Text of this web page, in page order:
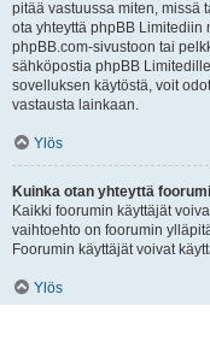
pitää vastuussa miten, missä
ota yhteyttä phpBB Limitediin
phpBB.com-sivustoon tai
sähköpostia phpBB Limitedille
sovelluksen käytöstä, voit
vastausta lainkaan.
Ylös
Kuinka otan yhteyttä
Kaikki foorumin käyttäjät
vaihtoehto on foorumin
Foorumin käyttäjät voivat
Ylös